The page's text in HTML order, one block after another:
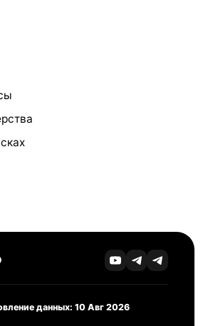
данных: 10 Авг 2026